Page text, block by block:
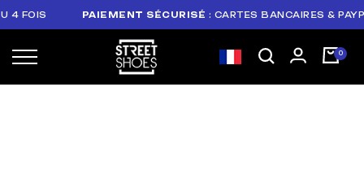
PAIEMENT SÉCURISÉ: CARTES BANCAIRES & PAYPAL